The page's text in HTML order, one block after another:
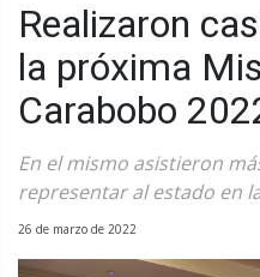
Realizaron
la próxima
Carabobo
En el mismo asistieron
representar al estado en
26 de marzo de 2022